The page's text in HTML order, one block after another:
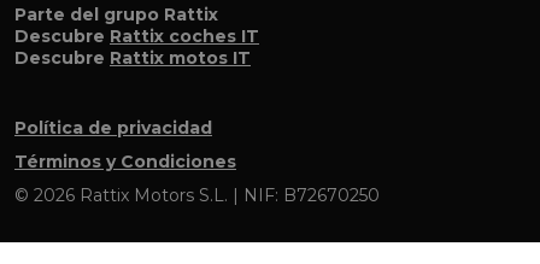
Parte del grupo Rattix
Descubre Rattix coches IT
Descubre Rattix motos IT
Política de privacidad
Términos y Condiciones
© 2026 Rattix Motors S.L. | NIF: B72670250